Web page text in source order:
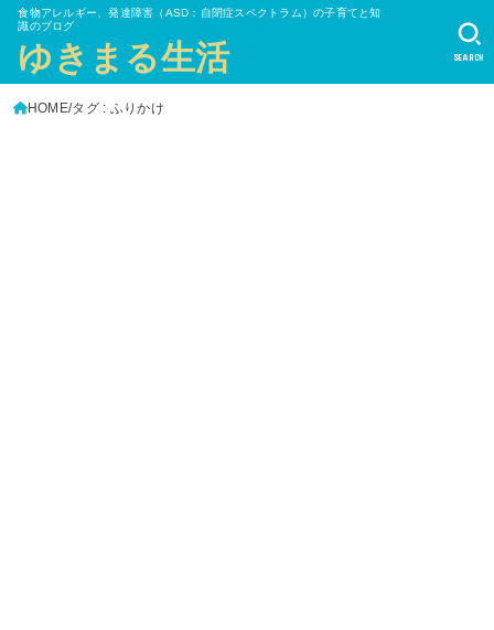
食物アレルギー、発達障害（ASD：自閉症スペクトラム）の子育てと知
識のブログ
ゆきまる生活 SEARCH
HOME タグ : ふりかけ